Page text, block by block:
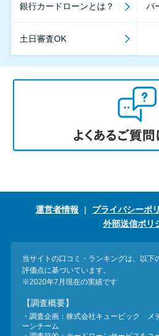
銀行カードローンとは？ パ
土日審査OK
運営者情報 プライバシーポ
外部送信ポリ
当サイトの口コミ・ランキングは、以下
評価点に基づいています。
※2020年7月現在の実績です
【調査概要】
・調査企画：株式会社キュービック
ーンチーム